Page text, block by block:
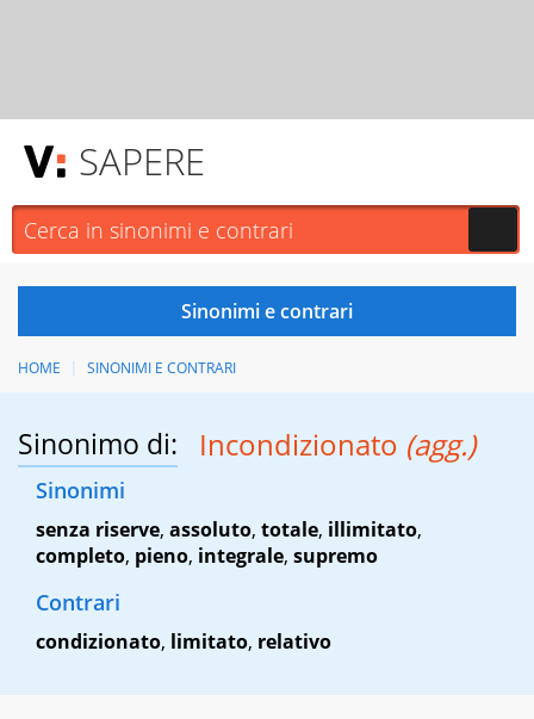
SAPERE
HOME SINONIMI E CONTRARI
Sinonimo di: Incondizionato (agg.)
Sinonimi
senza riserve, assoluto, totale, illimitato,
completo, pieno, integrale, supremo
Contrari
condizionato, limitato, relativo